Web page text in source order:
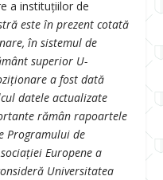
a instituțiilor de
este în prezent cotată
în sistemul de
superior U-
a fost dată
datele actualizate
rămân rapoartele
Programului de
Europene a
Universitatea